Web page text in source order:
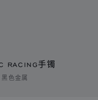
RACING手镯
色金属